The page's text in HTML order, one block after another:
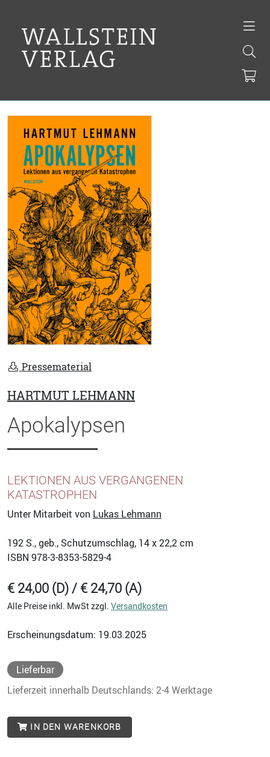
Pressematerial
HARTMUT LEHMANN
Apokalypsen
LEKTIONEN AUS VERGANGENEN
KATASTROPHEN
Unter Mitarbeit von Lukas Lehmann
192 S., geb., Schutzumschlag, 14 x 22,2 cm
ISBN 978-3-8353-5829-4
€ 24,00 (D) / € 24,70 (A)
Alle Preise inkl. MwSt zzgl. Versandkosten
Erscheinungsdatum: 19.03.2025
Lieferbar
Lieferzeit innerhalb Deutschlands: 2-4 Werktage
IN DEN WARENKORB